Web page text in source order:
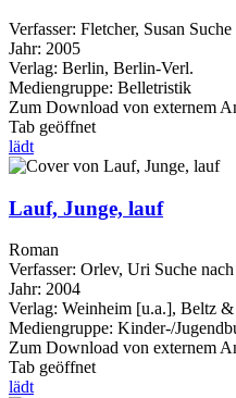
Verfasser: Fletcher, Susan
Jahr: 2005
Verlag: Berlin, Berlin-Verl.
Mediengruppe: Belletristik
Zum Download von externem
Tab geöffnet
lädt
Lauf, Junge, lauf
Roman
Verfasser: Orlev, Uri Suche
Jahr: 2004
Verlag: Weinheim [u.a.], Beltz
Mediengruppe: Kinder-/
Zum Download von externem
Tab geöffnet
lädt